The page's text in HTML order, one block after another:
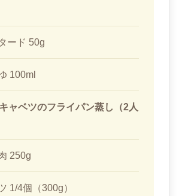
ード 50g
100ml
ャベツのフライパン蒸し（2人
250g
1/4個（300g）